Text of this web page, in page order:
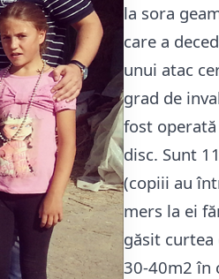
la sora
care a
unui atac
grad de
fost
disc. Sunt
(copiii au
mers la ei
găsit
30-40m2 în